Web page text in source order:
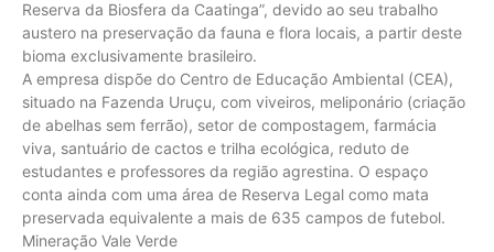
Reserva da Biosfera da Caatinga”, devido ao seu trabalho
austero na preservação da fauna e flora locais, a partir deste
bioma exclusivamente brasileiro.
A empresa dispõe do Centro de Educação Ambiental (CEA),
situado na Fazenda Uruçu, com viveiros, meliponário (criação
de abelhas sem ferrão), setor de compostagem, farmácia
viva, santuário de cactos e trilha ecológica, reduto de
estudantes e professores da região agrestina. O espaço
conta ainda com uma área de Reserva Legal como mata
preservada equivalente a mais de 635 campos de futebol.
Mineração Vale Verde